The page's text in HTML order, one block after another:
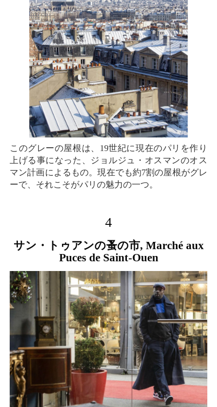
このグレーの屋根は、19世紀に現在のパリを作り
上げる事になった、ジョルジュ・オスマンのオス
マン計画によるもの。現在でも約7割の屋根がグレ
ーで、それこそがパリの魅力の一つ。
4
サン・トゥアンの蚤の市, Marché aux
Puces de Saint-Ouen